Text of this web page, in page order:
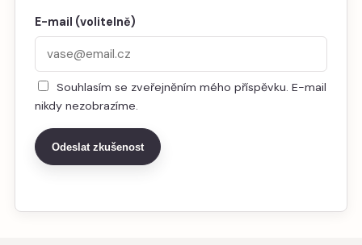
E-mail (volitelně)
Souhlasím se zveřejněním mého příspěvku. E-mail
nikdy nezobrazíme.
Odeslat zkušenost